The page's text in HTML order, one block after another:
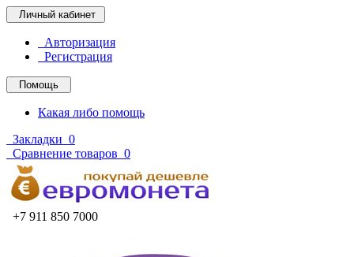
Личный кабинет
Авторизация
Регистрация
Помощь
Какая либо помощь
Закладки 0
Сравнение товаров 0
+7 911 850 7000